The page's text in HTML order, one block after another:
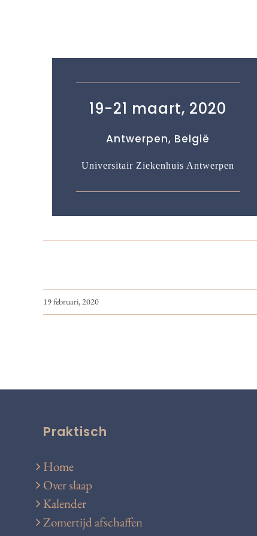
19-21 maart, 2020
Antwerpen, België
Universitair Ziekenhuis Antwerpen
19 februari, 2020
Praktisch
Home
Over slaap
Kalender
Zomertijd afschaffen